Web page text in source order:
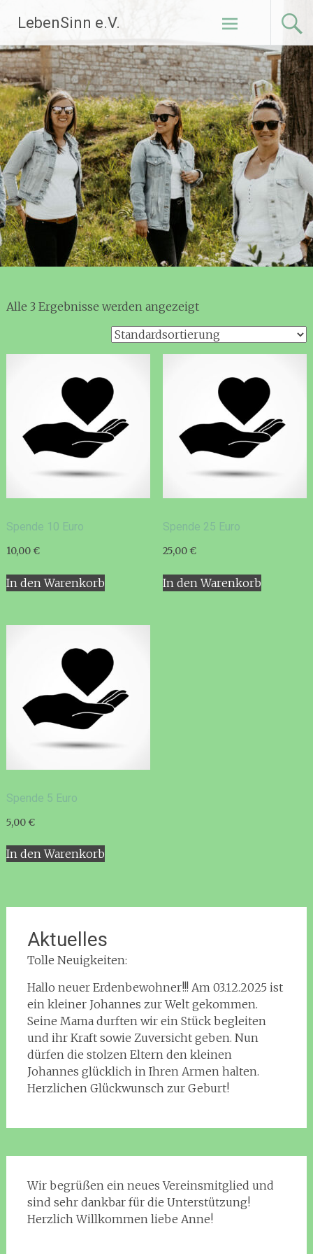
Inhalt
springen
LebenSinn e.V.
Alle 3 Ergebnisse werden angezeigt
Spende 10 Euro
10,00€
In den Warenkorb
Spende 25 Euro
25,00€
In den Warenkorb
Spende 5 Euro
5,00€
In den Warenkorb
Aktuelles
Tolle Neuigkeiten:
Hallo neuer Erdenbewohner!!! Am 03.12.2025 ist
ein kleiner Johannes zur Welt gekommen.
Seine Mama durften wir ein Stück begleiten
und ihr Kraft sowie Zuversicht geben. Nun
dürfen die stolzen Eltern den kleinen
Johannes glücklich in Ihren Armen halten.
Herzlichen Glückwunsch zur Geburt!
Wir begrüßen ein neues Vereinsmitglied und
sind sehr dankbar für die Unterstützung!
Herzlich Willkommen liebe Anne!